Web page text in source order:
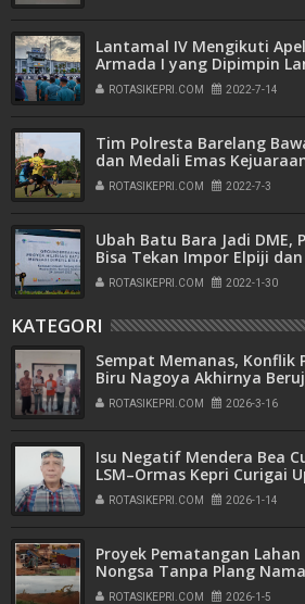
Lantamal IV Mengikuti
Armada I yang Dipimpin
Pangkoarmada I
ROTASIKEPRI.COM 2022-7-14
Tim Polresta Barelang
dan Medali Emas
Kepri Cup Tahun 2022
ROTASIKEPRI.COM 2022-7-3
Ubah Batu Bara Jadi DME,
Bisa Tekan Impor Elpiji
ROTASIKEPRI.COM 2022-1-30
KATEGORI
Sempat Memanas, Konflik
Biru Nagoya Akhirnya
ROTASIKEPRI.COM 2026-3-16
Isu Negatif Mendera Bea
LSM–Ormas Kepri Curigai
Penindakan
ROTASIKEPRI.COM 2026-1-14
Proyek Pematangan
Nongsa Tanpa Plang
ROTASIKEPRI.COM 2026-1-5